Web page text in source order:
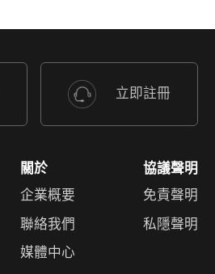
立即註冊
關於
企業概要
聯絡我們
媒體中心
協議聲明
免責聲明
私隱聲明